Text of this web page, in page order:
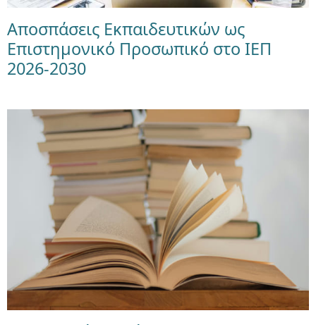
Αποσπάσεις Εκπαιδευτικών ως
Επιστημονικό Προσωπικό στο ΙΕΠ
2026-2030